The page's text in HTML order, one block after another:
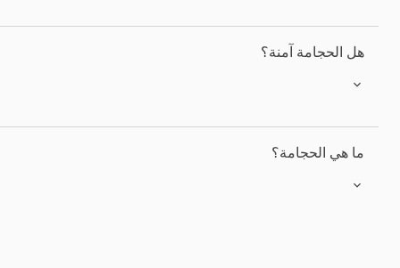
هل الحجامة آمنة؟
ما هي الحجامة؟